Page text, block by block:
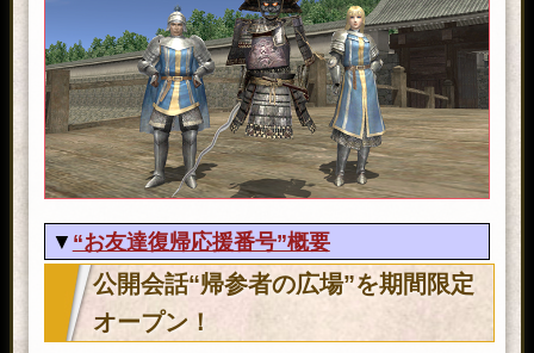
る。
乙姫玉手箱・半刻×
5
使用すると、進行中の英傑探訪の
残り時間がすべて1時間短縮され
る。
家臣闘練之箱・帰×
5
家臣闘練に役立つアイテムが詰ま
った箱。
家臣衣装箱・夢×
家臣の装備の見た目を変えられる
“お友達復帰応援番号”概要
“お友達復帰応援番号”の使いかた
公開会話“帰参者の広場”を期間限定
オープン！